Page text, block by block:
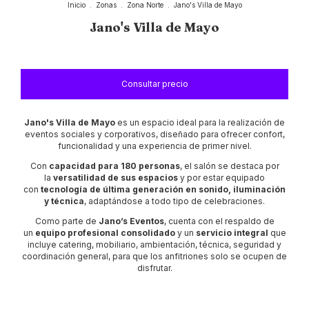
Inicio Zonas Zona Norte Jano's Villa de Mayo
Jano's Villa de Mayo
Jano's Villa de Mayo es un espacio ideal para la realización de
eventos sociales y corporativos, diseñado para ofrecer confort,
funcionalidad y una experiencia de primer nivel.
Con capacidad para 180 personas, el salón se destaca por
la versatilidad de sus espacios y por estar equipado
con tecnología de última generación en sonido, iluminación
y técnica, adaptándose a todo tipo de celebraciones.
Como parte de Jano’s Eventos, cuenta con el respaldo de
un equipo profesional consolidadoy un servicio integral que
incluye catering, mobiliario, ambientación, técnica, seguridad y
coordinación general, para que los anfitriones solo se ocupen de
disfrutar.